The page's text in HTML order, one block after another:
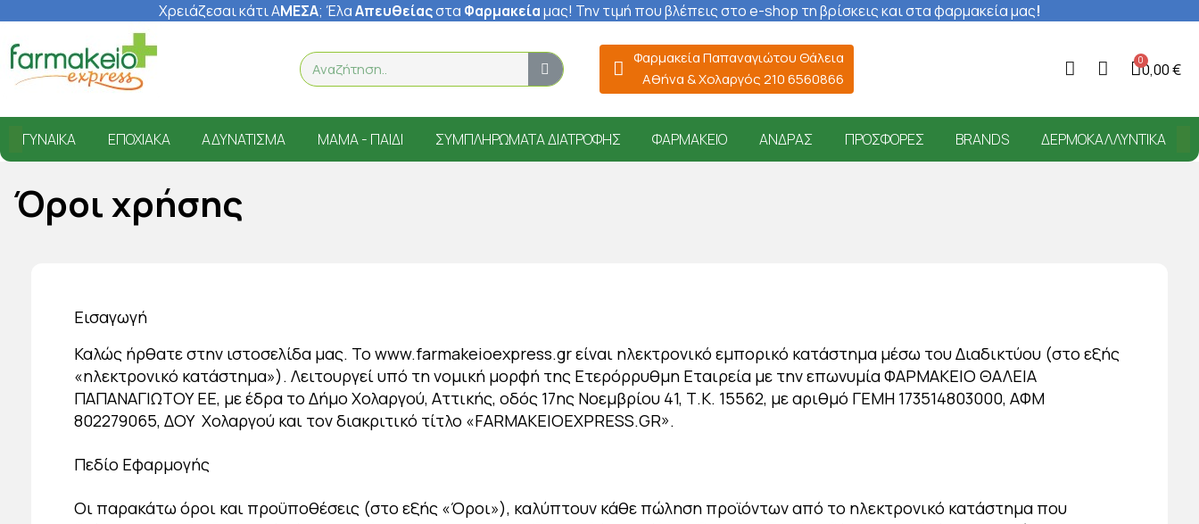
Χρειάζεσαι κάτι ΑΜΕΣΑ; ΈλαΑπευθείαςστα Φαρμακείαμας! Την τιμή που βλέπεις στο e-shop τη βρίσκεις και στα φαρμακεία μας!
Φαρμακεία Παπαναγιώτου Θάλεια
Αθήνα & Χολαργός 210 6560866
0,00 €
ΓΥΝΑΊΚΑ ΕΠΟΧΙΑΚΆ ΑΔΥΝΆΤΙΣΜΑ ΜΑΜΆ - ΠΑΙΔΊ ΣΥΜΠΛΗΡΏΜΑΤΑ ΔΙΑΤΡΟΦΉΣ ΦΑΡΜΑΚΕΊΟ ΆΝΔΡΑΣ ΠΡΟΣΦΟΡΈΣ BRANDS ΔΕΡΜΟΚΑΛΛΥΝΤΙΚΆ
Όροι χρήσης
Εισαγωγή
Καλώς ήρθατε στην ιστοσελίδα μας. Το www.farmakeioexpress.gr είναι ηλεκτρονικό εμπορικό κατάστημα μέσω του Διαδικτύου (στο εξής
«ηλεκτρονικό κατάστημα»). Λειτουργεί υπό τη νομική μορφή της Ετερόρρυθμη Εταιρεία με την επωνυμία ΦΑΡΜΑΚΕΙΟ ΘΑΛΕΙΑ
ΠΑΠΑΝΑΓΙΩΤΟΥ ΕΕ, με έδρα το Δήμο Χολαργού, Αττικής, οδός 17ης Νοεμβρίου 41, Τ.Κ. 15562, με αριθμό ΓΕΜΗ 173514803000, ΑΦΜ
802279065, ΔΟΥ Χολαργού και τον διακριτικό τίτλο «FARMAKEIOEXPRESS.GR».
Πεδίο Εφαρμογής
Οι παρακάτω όροι και προϋποθέσεις (στο εξής «Όροι»), καλύπτουν κάθε πώληση προϊόντων από το ηλεκτρονικό κατάστημα που